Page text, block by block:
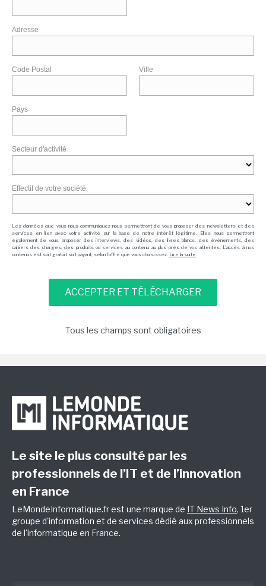
Adresse
Code Postal Ville
Pays
Secteur d'activité
Effectif de votre société
Les données que vous nous communiquez nous permettront de vous proposer des newsletters et des
services en lien avec votre activité sur la base de notre intérêt légitime. Elles nous permettront
également de vous proposer des interviews, des vidéos, des livres blancs, des événements, des
cahiers des charges, des produits ou services au contenu au plus près de vos attentes. L'accès à nos
contenus est soit gratuit soit payant, selon l'offre que vous choisissez. Lire la suite
Tous les champs sont obligatoires
Le site le plus consulté par les
professionnels de l’IT et de l’innovation
en France
LeMondeInformatique.fr est une marque de IT News Info, 1er
groupe d'information et de services dédié aux professionnels
de l'informatique en France.